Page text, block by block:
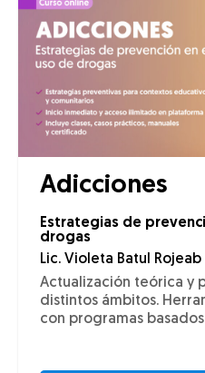
Adicciones
Estrategias de
drogas
Lic. Violeta Batul Rojeab
Actualización teórica y
distintos ámbitos.
con programas